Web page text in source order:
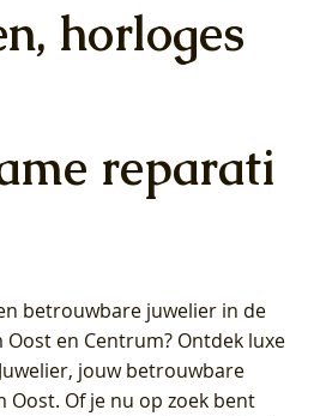
horloges
reparati
betrouwbare juwelier in de
Oost en Centrum? Ontdek luxe
jouw betrouwbare
Oost. Of je nu op zoek bent